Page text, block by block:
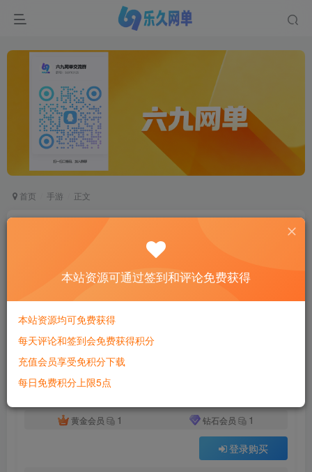
首页 手游 正文
六九网单
2个月前更新
关注
0 4529 753
此内容为付费资源，请付费后查看
黄金会员
1 钻石会员 1
登录购买
付费资源
本站资源可通过签到和评论免费获得
本站资源均可免费获得
每天评论和签到会免费获得积分
充值会员享受免积分下载
每日免费积分上限5点